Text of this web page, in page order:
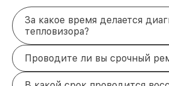
За какое время делается
тепловизора?
Проводите ли вы срочный